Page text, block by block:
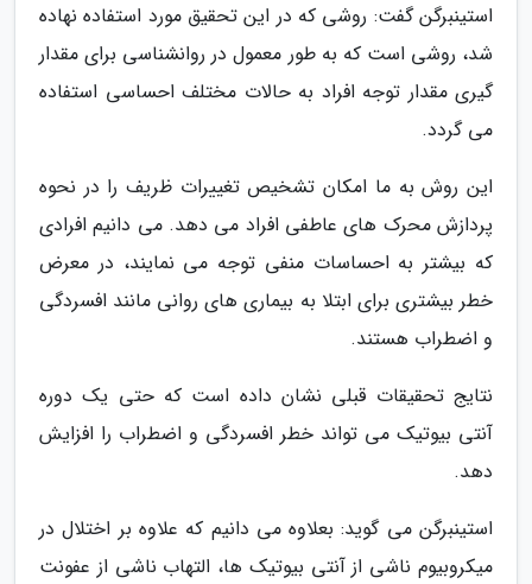
استینبرگن گفت: روشی که در این تحقیق مورد استفاده نهاده
شد، روشی است که به طور معمول در روانشناسی برای مقدار
گیری مقدار توجه افراد به حالات مختلف احساسی استفاده
می گردد.
این روش به ما امکان تشخیص تغییرات ظریف را در نحوه
پردازش محرک های عاطفی افراد می دهد. می دانیم افرادی
که بیشتر به احساسات منفی توجه می نمایند، در معرض
خطر بیشتری برای ابتلا به بیماری های روانی مانند افسردگی
و اضطراب هستند.
نتایج تحقیقات قبلی نشان داده است که حتی یک دوره
آنتی بیوتیک می تواند خطر افسردگی و اضطراب را افزایش
دهد.
استینبرگن می گوید: بعلاوه می دانیم که علاوه بر اختلال در
میکروبیوم ناشی از آنتی بیوتیک ها، التهاب ناشی از عفونت